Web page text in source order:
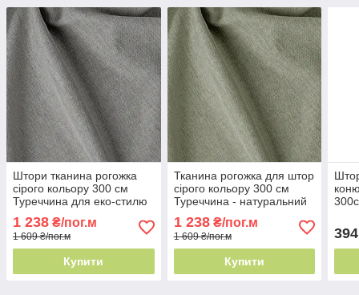
Штори тканина рогожка
сірого кольору 300 см
Туреччина для еко-стилю
1 238 ₴/пог.м
1 609 ₴/пог.м
Купити
Тканина рогожка для штор
сірого кольору 300 см
Туреччина - натуральний
1 238₴/пог.м
1 609 ₴/пог.м
Купити
394